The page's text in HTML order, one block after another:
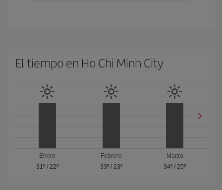
El tiempo en Ho Chi Minh City
Enero
31º/ 22º
Febrero
33º/ 23º
Marzo
34º / 25º